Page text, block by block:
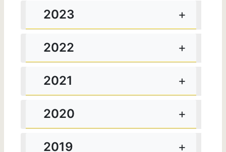
2023
2022
2021
2020
2019